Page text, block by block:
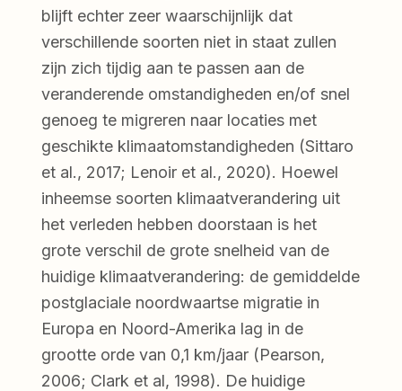
blijft echter zeer waarschijnlijk dat
verschillende soorten niet in staat zullen
zijn zich tijdig aan te passen aan de
veranderende omstandigheden en/of snel
genoeg te migreren naar locaties met
geschikte klimaatomstandigheden (Sittaro
et al., 2017; Lenoir et al., 2020). Hoewel
inheemse soorten klimaatverandering uit
het verleden hebben doorstaan is het
grote verschil de grote snelheid van de
huidige klimaatverandering: de gemiddelde
postglaciale noordwaartse migratie in
Europa en Noord-Amerika lag in de
grootte orde van 0,1 km/jaar (Pearson,
2006; Clark et al, 1998). De huidige